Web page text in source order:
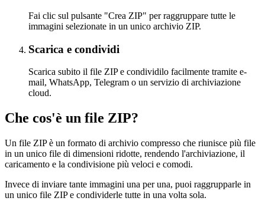
Fai clic sul pulsante "Crea ZIP" per raggruppare tutte le
immagini selezionate in un unico archivio ZIP.
Scarica e condividi
Scarica subito il file ZIP e condividilo facilmente tramite e-
mail, WhatsApp, Telegram o un servizio di archiviazione
cloud.
Che cos'è un file ZIP?
Un file ZIP è un formato di archivio compresso che riunisce più file
in un unico file di dimensioni ridotte, rendendo l'archiviazione, il
caricamento e la condivisione più veloci e comodi.
Invece di inviare tante immagini una per una, puoi raggrupparle in
un unico file ZIP e condividerle tutte in una volta sola.